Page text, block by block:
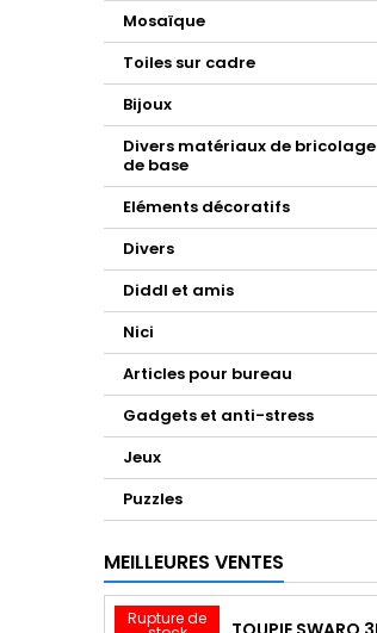
Mosaïque
Toiles sur cadre
Bijoux
Divers matériaux de bricolage
de base
Eléments décoratifs
Divers
Diddl et amis
Nici
Articles pour bureau
Gadgets et anti-stress
Jeux
Puzzles
MEILLEURES VENTES
Rupture de